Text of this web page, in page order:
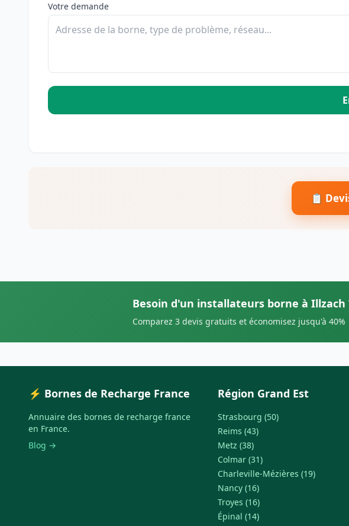
Votre demande
📋
Besoin d'un installateurs borne à Illzach
Comparez 3 devis gratuits et économisez jusqu'à 40%
⚡ Bornes de Recharge France
Annuaire des bornes de recharge france
en France.
Blog →
Région Grand Est
Strasbourg (50)
Reims (43)
Metz (38)
Colmar (31)
Charleville-Mézières (19)
Nancy (16)
Troyes (16)
Épinal (14)